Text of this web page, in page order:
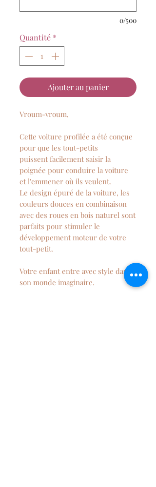
0/500
Quantité *
Ajouter au panier
Vroum-vroum,
Cette voiture profilée a été conçue
pour que les tout-petits
puissent facilement saisir la
poignée pour conduire la voiture
et l'emmener où ils veulent.
Le design épuré de la voiture, les
couleurs douces en combinaison
avec des roues en bois naturel sont
parfaits pour stimuler le
développement moteur de votre
tout-petit.
Votre enfant entre avec style dans
son monde imaginaire.